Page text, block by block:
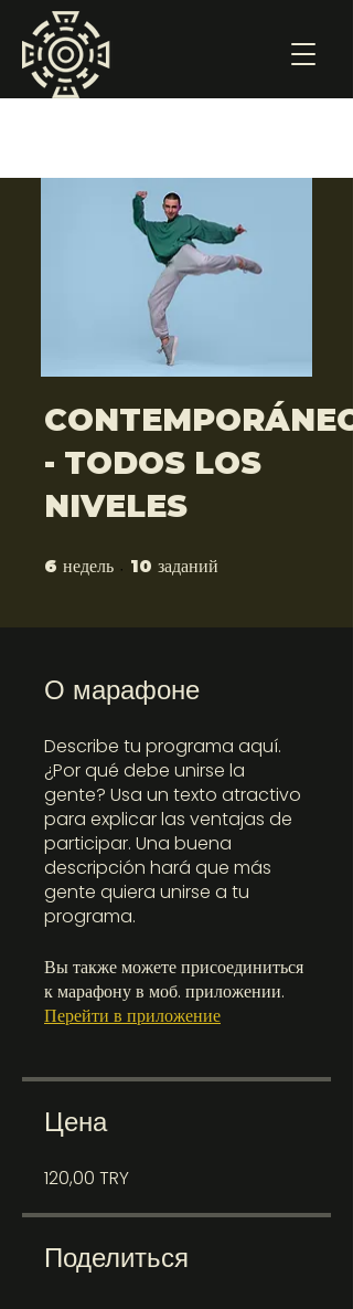
CONTEMPORÁNEO
- TODOS LOS
NIVELES
6 недель 6 недель
10 заданий
О марафоне
Describe tu programa aquí.
¿Por qué debe unirse la
gente? Usa un texto atractivo
para explicar las ventajas de
participar. Una buena
descripción hará que más
gente quiera unirse a tu
programa.
Вы также можете присоединиться
к марафону в моб. приложении.
Перейти в приложение
Цена
120,00 TRY
Поделиться